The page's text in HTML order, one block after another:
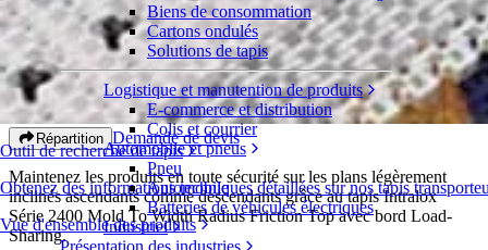
Outil de recherche de tapis
Obtenez des informations techniques détaillées sur nos tapis
Vue d'ensemble des produits
Biens de consommation
Cartons ondulés
Solutions de tapis
Logistique et manutention de produits
E-commerce et distribution
Colis et courrier
Automobile et pneus
Pneu
Automobile
Batteries de véhicules électriques
Industriel
Présentation des industries
Mold To Width Radius Friction Top avec
bord Load-Sharing™
Série 2400
Répartition Demande de devis
Maintenez les produits en toute sécurité sur les plans légèrement
inclinés ascendants comme descendants grâce au tapis Intralox
Série 2400 Mold To Width Radius Friction Top avec bord Load-
Sharing.